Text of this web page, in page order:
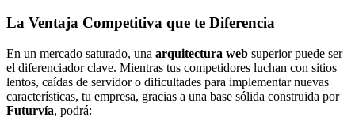
La Ventaja Competitiva que te Diferencia
En un mercado saturado, una arquitectura web superior puede ser
el diferenciador clave. Mientras tus competidores luchan con sitios
lentos, caídas de servidor o dificultades para implementar nuevas
características, tu empresa, gracias a una base sólida construida por
Futurvía, podrá: